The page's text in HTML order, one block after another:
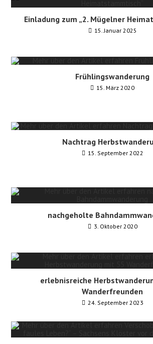
Einladung zum „2. Mügelner
15. Januar 2025
Frühlingswanderung
15. März 2020
Nachtrag
15. September 2022
nachgeholte
3. Oktober 2020
erlebnisreiche
Wanderfreunden
24. September 2023